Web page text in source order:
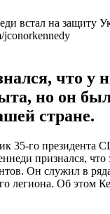
jconorkennedy
что у
но он
стране.
35-го президента
признался,
Он служил в
легиона. Об этом